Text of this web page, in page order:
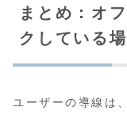
まとめ：オ
クしている
ユーザーの導線は